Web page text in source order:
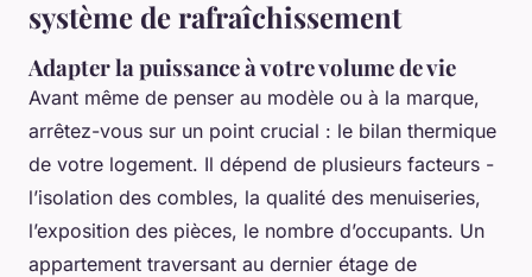
système de rafraîchissement
Adapter la puissance à votre volume de vie
Avant même de penser au modèle ou à la marque,
arrêtez-vous sur un point crucial : le bilan thermique
de votre logement. Il dépend de plusieurs facteurs -
l’isolation des combles, la qualité des menuiseries,
l’exposition des pièces, le nombre d’occupants. Un
appartement traversant au dernier étage de